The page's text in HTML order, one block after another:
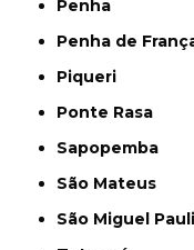
Penha
Penha de
Piqueri
Ponte Rasa
Sapopemba
São Mateus
São Miguel